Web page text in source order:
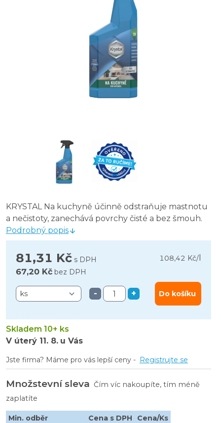
KRYSTAL Na kuchyně účinně odstraňuje mastnotu
a nečistoty, zanechává povrchy čisté a bez šmouh.
Podrobný popis
81,31 Kč s DPH 108,42 Kč/
67,20 Kč bez DPH
- + Do košíku
Skladem 10+ ks
V úterý 11. 8. u Vás
Jste firma? Máme pro vás lepší ceny - Registrujte se
Množstevní sleva Čím víc nakoupíte, tím méně
zaplatíte
Min. odběr Cena s DPH Cena/Ks